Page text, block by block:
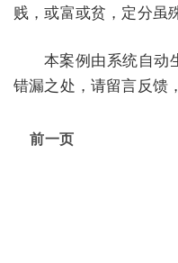
贱，或富或贫，定分虽
本案例由系统自动
错漏之处，请留言反馈
前一页